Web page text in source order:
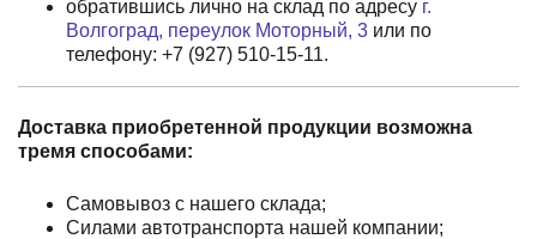
обратившись лично на склад по адресу г.
Волгоград, переулок Моторный, 3 или по
телефону: +7 (927) 510-15-11.
Доставка приобретенной продукции возможна
тремя способами:
Самовывоз с нашего склада;
Силами автотранспорта нашей компании;